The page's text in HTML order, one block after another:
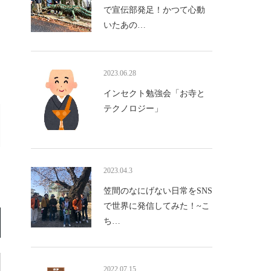
で宣伝部発足！かつて心動
いたあの…
2023.06.28
インセクト勉強会「お寺と
テクノロジー」
2023.04.3
笠間のなにげない日常をSNS
で世界に発信してみた！~こ
ち…
2022.07.15